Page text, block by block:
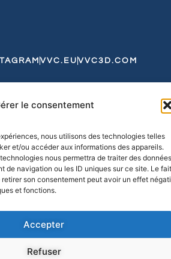
le consentement
nous utilisons des technologies telles
et/ou accéder aux informations des appareils.
nous permettra de traiter des données
de navigation ou les ID uniques sur ce site. Le fait
son consentement peut avoir un effet
et fonctions.
Accepter
Refuser
VVC.EU VVC3D.COM
et de CookiesExpédition et Livraison
& CO. All Rights Reserved